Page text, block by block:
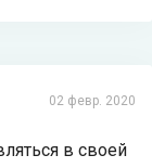
02 февр. 2020
в своей